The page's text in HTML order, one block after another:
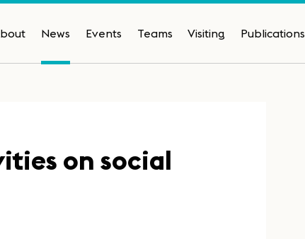
News Events Teams Visiting Publications
on social